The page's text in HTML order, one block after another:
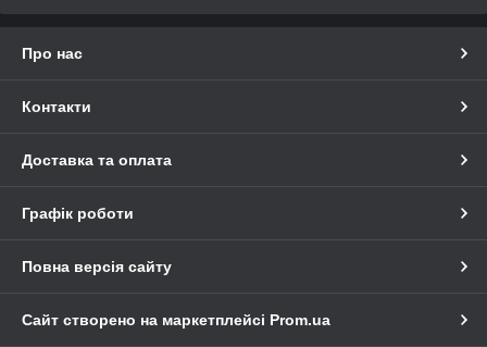
Про нас
Контакти
Доставка та оплата
Графік роботи
Повна версія сайту
Сайт створено на маркетплейсі Prom.ua